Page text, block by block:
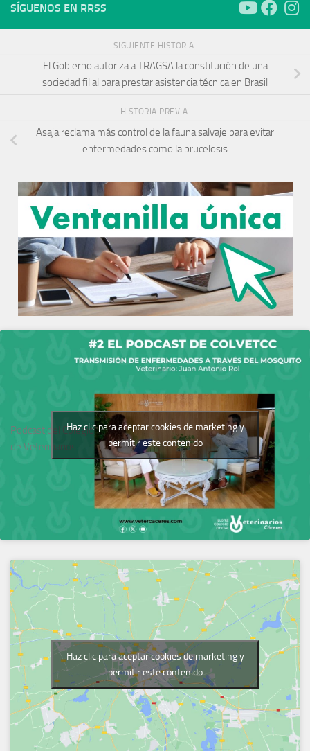
SÍGUENOS EN RRSS
SIGUIENTE HISTORIA
El Gobierno autoriza a TRAGSA la constitución de una
sociedad filial para prestar asistencia técnica en Brasil
HISTORIA PREVIA
Asaja reclama más control de la fauna salvaje para evitar
enfermedades como la brucelosis
Podcast del Colegio
de Veterinarios
Haz clic para aceptar cookies de marketing y
permitir este contenido
Haz clic para aceptar cookies de marketing y
permitir este contenido